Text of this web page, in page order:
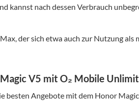
kannst nach dessen Verbrauch
der sich etwa auch zur Nutzung als
V5 mit O₂ Mobile
besten Angebote mit dem Honor